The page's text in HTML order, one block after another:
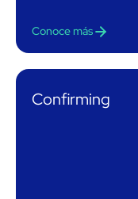
Conoce más
Confirming